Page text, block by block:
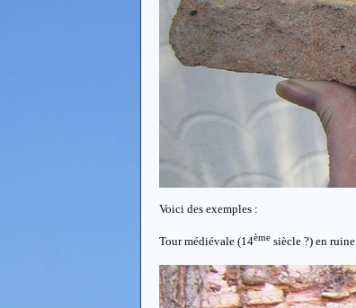
Voici des exemples :
Tour médiévale (14ème siècle ?) en ruine.